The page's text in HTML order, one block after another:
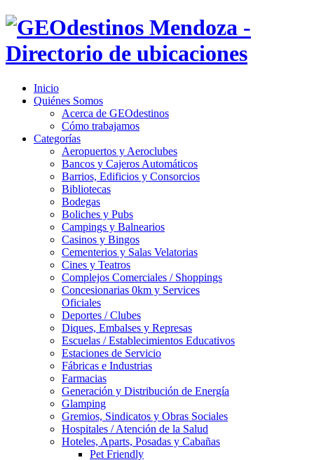
Inicio
Quiénes Somos
Acerca de GEOdestinos
Cómo trabajamos
Categorías
Aeropuertos y Aeroclubes
Bancos y Cajeros Automáticos
Barrios, Edificios y Consorcios
Bibliotecas
Bodegas
Boliches y Pubs
Campings y Balnearios
Casinos y Bingos
Cementerios y Salas Velatorias
Cines y Teatros
Complejos Comerciales / Shoppings
Concesionarias 0km y Services
Oficiales
Deportes / Clubes
Diques, Embalses y Represas
Escuelas / Establecimientos Educativos
Estaciones de Servicio
Fábricas e Industrias
Farmacias
Generación y Distribución de Energía
Glamping
Gremios, Sindicatos y Obras Sociales
Hospitales / Atención de la Salud
Hoteles, Aparts, Posadas y Cabañas
Pet Friendly